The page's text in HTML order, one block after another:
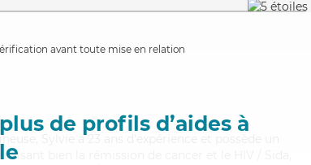
avant toute mise en relation
de profils d’aides à
Sylvie a 23 ans d'expérience et possède un
bien la rémission de cancer et le HIV / Sida,